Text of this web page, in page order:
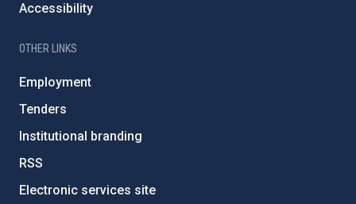
Accessibility
OTHER LINKS
Employment
Tenders
Institutional branding
RSS
Electronic services site